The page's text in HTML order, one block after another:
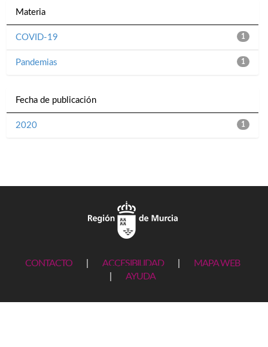
Materia
1
COVID-19
1
Pandemias
Fecha de publicación
1
2020
CONTACTO ACCESIBILIDAD
MAPA WEB
AYUDA